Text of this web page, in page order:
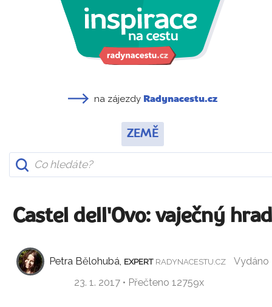
na zájezdy Radynacestu.cz
ZEMĚ
Castel dell'Ovo: vaječný hrad
Petra Bělohubá, EXPERT RADYNACESTU.CZ
Vydáno
23. 1. 2017 • Přečteno 12759x